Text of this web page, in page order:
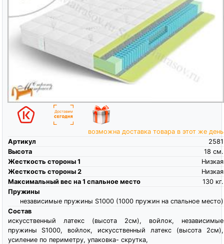
возможна доставка товара в этот же день
Артикул
2581
Высота
см.
18
Жесткость стороны 1
Низкая
Жесткость стороны 2
Низкая
Максимальный вес на 1 спальное место
кг.
130
Пружины
независимые пружины S1000 (1000 пружин на спальное место)
Состав
искусственный латекс (высота 2см), войлок, независимые
пружины S1000, войлок, искусственный латекс (высота 2см),
усиление по периметру, упаковка- скрутка,